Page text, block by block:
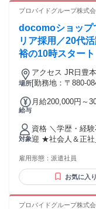
プロバイドグループ株式
docomoショップ
リア採用／20代
裕の10時スタート
場所
アクセス JR日豊
分
[勤務地：〒880-
給与
月給200,000円～
インセンティブあり
通勤交通費全額
す。 ※残業代は別
対象
資格 ＼学歴・経
迎 ★社会人＆正社員デビュー歓
と話をするのが好
ぶ姿勢を大切にできる方 ★現在、社員の9
20代！ ・飲食店
雇用形態： 派遣社員
お気に入り
プロバイドグループ株式